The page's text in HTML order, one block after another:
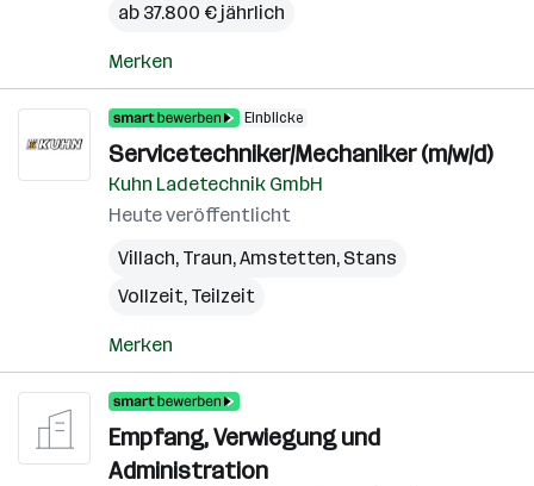
ab 37.800 € jährlich
Merken
Einblicke
Servicetechniker/Mechaniker (m/w/d)
Kuhn Ladetechnik GmbH
Heute veröffentlicht
Villach, Traun,Amstetten, Stans
Vollzeit, Teilzeit
Merken
Empfang, Verwiegung und
Administration